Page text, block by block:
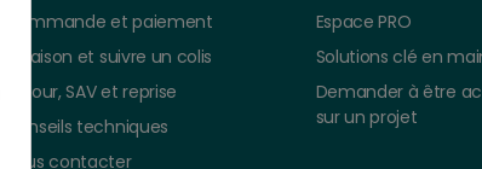
Commande et paiement
Livraison et suivre un colis
Retour, SAV et reprise
Conseils techniques
Nous contacter
Espace PRO
Solutions clé en
Demander à être
sur un projet